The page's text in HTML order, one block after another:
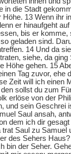
in die Stadt
Höhe. 13 Wenn ihr
er hinaufgeht
bis er
geladen sind.
14 Und da
siehe, da
Höhe gehen. 15
Tag zuvor, ehe
Zeit will ich einen
sollst du zum
erlöse von der
und sein Geschrei
Saul ansah,
dem ich dir
Saul zu Samuel
des Sehers
bin der Seher.